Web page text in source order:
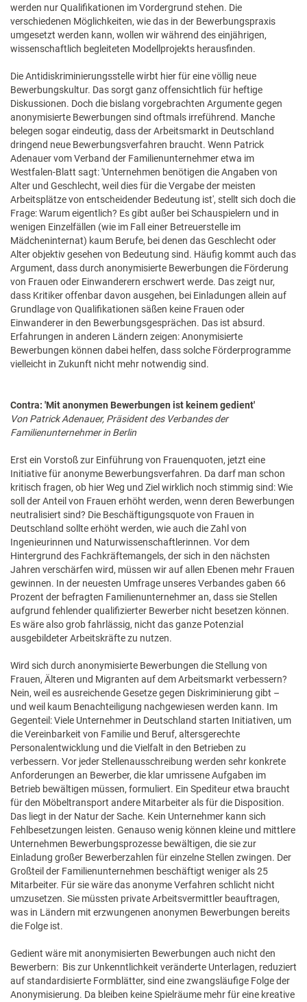
werden nur Qualifikationen im Vordergrund stehen. Die
verschiedenen Möglichkeiten, wie das in der Bewerbungspraxis
umgesetzt werden kann, wollen wir während des einjährigen,
wissenschaftlich begleiteten Modellprojekts herausfinden.
Die Antidiskriminierungsstelle wirbt hier für eine völlig neue
Bewerbungskultur. Das sorgt ganz offensichtlich für heftige
Diskussionen. Doch die bislang vorgebrachten Argumente gegen
anonymisierte Bewerbungen sind oftmals irreführend. Manche
belegen sogar eindeutig, dass der Arbeitsmarkt in Deutschland
dringend neue Bewerbungsverfahren braucht. Wenn Patrick
Adenauer vom Verband der Familienunternehmer etwa im
Westfalen-Blatt sagt: 'Unternehmen benötigen die Angaben von
Alter und Geschlecht, weil dies für die Vergabe der meisten
Arbeitsplätze von entscheidender Bedeutung ist', stellt sich doch die
Frage: Warum eigentlich? Es gibt außer bei Schauspielern und in
wenigen Einzelfällen (wie im Fall einer Betreuerstelle im
Mädcheninternat) kaum Berufe, bei denen das Geschlecht oder
Alter objektiv gesehen von Bedeutung sind. Häufig kommt auch das
Argument, dass durch anonymisierte Bewerbungen die Förderung
von Frauen oder Einwanderern erschwert werde. Das zeigt nur,
dass Kritiker offenbar davon ausgehen, bei Einladungen allein auf
Grundlage von Qualifikationen säßen keine Frauen oder
Einwanderer in den Bewerbungsgesprächen. Das ist absurd.
Erfahrungen in anderen Ländern zeigen: Anonymisierte
Bewerbungen können dabei helfen, dass solche Förderprogramme
vielleicht in Zukunft nicht mehr notwendig sind.
Contra: 'Mit anonymen Bewerbungen ist keinem gedient'
Von Patrick Adenauer, Präsident des Verbandes der
Familienunternehmer in Berlin
Erst ein Vorstoß zur Einführung von Frauenquoten, jetzt eine
Initiative für anonyme Bewerbungsverfahren. Da darf man schon
kritisch fragen, ob hier Weg und Ziel wirklich noch stimmig sind: Wie
soll der Anteil von Frauen erhöht werden, wenn deren Bewerbungen
neutralisiert sind? Die Beschäftigungsquote von Frauen in
Deutschland sollte erhöht werden, wie auch die Zahl von
Ingenieurinnen und Naturwissenschaftlerinnen. Vor dem
Hintergrund des Fachkräftemangels, der sich in den nächsten
Jahren verschärfen wird, müssen wir auf allen Ebenen mehr Frauen
gewinnen. In der neuesten Umfrage unseres Verbandes gaben 66
Prozent der befragten Familienunternehmer an, dass sie Stellen
aufgrund fehlender qualifizierter Bewerber nicht besetzen können.
Es wäre also grob fahrlässig, nicht das ganze Potenzial
ausgebildeter Arbeitskräfte zu nutzen.
Wird sich durch anonymisierte Bewerbungen die Stellung von
Frauen, Älteren und Migranten auf dem Arbeitsmarkt verbessern?
Nein, weil es ausreichende Gesetze gegen Diskriminierung gibt –
und weil kaum Benachteiligung nachgewiesen werden kann. Im
Gegenteil: Viele Unternehmer in Deutschland starten Initiativen, um
die Vereinbarkeit von Familie und Beruf, altersgerechte
Personalentwicklung und die Vielfalt in den Betrieben zu
verbessern. Vor jeder Stellenausschreibung werden sehr konkrete
Anforderungen an Bewerber, die klar umrissene Aufgaben im
Betrieb bewältigen müssen, formuliert. Ein Spediteur etwa braucht
für den Möbeltransport andere Mitarbeiter als für die Disposition.
Das liegt in der Natur der Sache. Kein Unternehmer kann sich
Fehlbesetzungen leisten. Genauso wenig können kleine und mittlere
Unternehmen Bewerbungsprozesse bewältigen, die sie zur
Einladung großer Bewerberzahlen für einzelne Stellen zwingen. Der
Großteil der Familienunternehmen beschäftigt weniger als 25
Mitarbeiter. Für sie wäre das anonyme Verfahren schlicht nicht
umzusetzen. Sie müssten private Arbeitsvermittler beauftragen,
was in Ländern mit erzwungenen anonymen Bewerbungen bereits
die Folge ist.
Gedient wäre mit anonymisierten Bewerbungen auch nicht den
Bewerbern: Bis zur Unkenntlichkeit veränderte Unterlagen, reduziert
auf standardisierte Formblätter, sind eine zwangsläufige Folge der
Anonymisierung. Da bleiben keine Spielräume mehr für eine kreative